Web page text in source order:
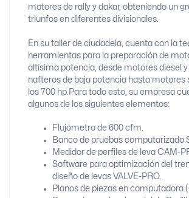
motores de rally y dakar, obteniendo un
triunfos en diferentes divisionales.
En su taller de ciudadela, cuenta con la
herramientas para la preparación de
altísima potencia, desde motores diesel
nafteros de baja potencia hasta motores
los 700 hp. Para todo esto, su empresa
algunos de los siguientes elementos:
Flujómetro de 600 cfm.
Banco de pruebas computarizado
Medidor de perfiles de leva CAM-
Software para optimización del
diseño de levas VALVE-PRO.
Planos de piezas en computadora